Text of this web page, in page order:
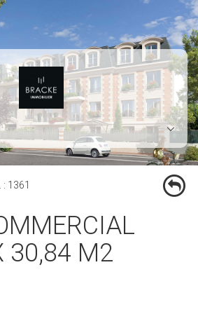
: 1361
30,84 M2